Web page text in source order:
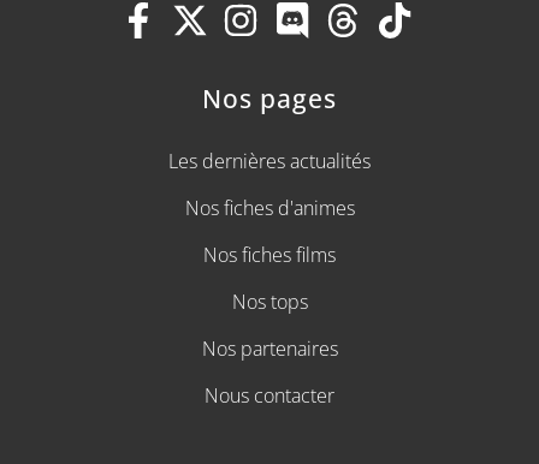
Nos pages
Les dernières actualités
Nos fiches d'animes
Nos fiches films
Nos tops
Nos partenaires
Nous contacter